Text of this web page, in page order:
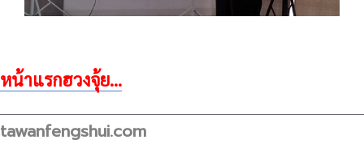
หน้าแรกฮวงจุ้ย...
tawanfengshui.com